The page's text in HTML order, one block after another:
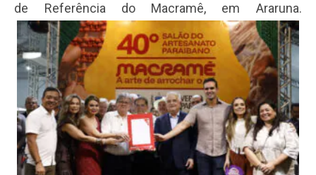
de Referência do Macramê, em Araruna.